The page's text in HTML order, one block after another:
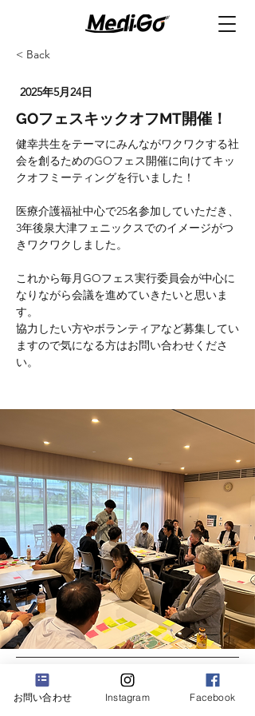
< Back
2025年5月24日
GOフェスキックオフMT開催！
健幸共生をテーマにみんながワクワクする社
会を創るためのGOフェス開催に向けてキッ
クオフミーティングを行いました！
医療介護福祉中心で25名参加していただき、
3年後泉大津フェニックスでのイメージがつ
きワクワクしました。
これから毎月GOフェス実行委員会が中心に
なりながら会議を進めていきたいと思いま
す。
協力したい方やボランティアなど募集してい
ますので気になる方はお問い合わせくださ
い。
Previous
お問い合わせ Instagram Facebook